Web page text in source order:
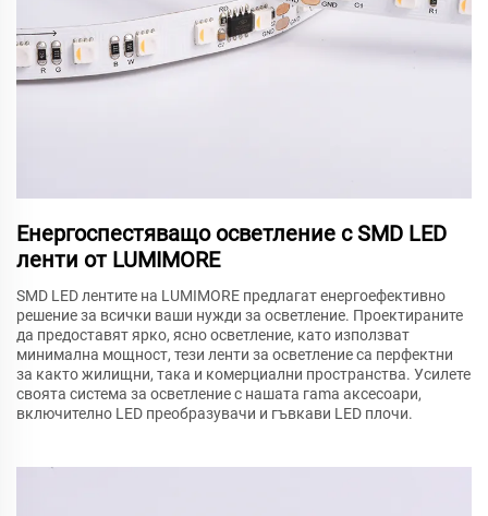
Енергоспестяващо осветление с SMD LED
ленти от LUMIMORE
SMD LED лентите на LUMIMORE предлагат енергоефективно
решение за всички ваши нужди за осветление. Проектираните
да предоставят ярко, ясно осветление, като използват
минимална мощност, тези ленти за осветление са перфектни
за както жилищни, така и комерциални пространства. Усилете
своята система за осветление с нашата гama аксесоари,
включително LED преобразувачи и гъвкави LED плочи.